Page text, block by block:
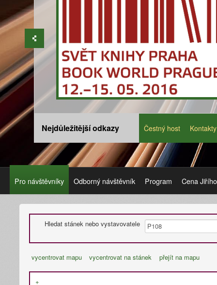
Nejdůležitější odkazy Čestný host Kontakty
Pro návštěvníky Odborný návštěvník Program Cena
Hledat stánek nebo vystavovatele
vycentrovat mapu vycentrovat na stánek přejít na mapu
+